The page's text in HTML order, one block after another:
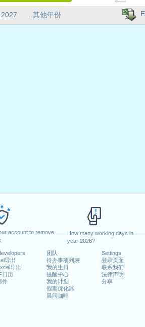
account to remove
How many working days in
year 2026?
导出
导出
日历
件
团队
待办事项列表
我的生日
提醒中心
我的计划
假期优化器
晨间咖啡
Settings
登录页面
联系我们
法律声明
分享
2027 ..其他年份